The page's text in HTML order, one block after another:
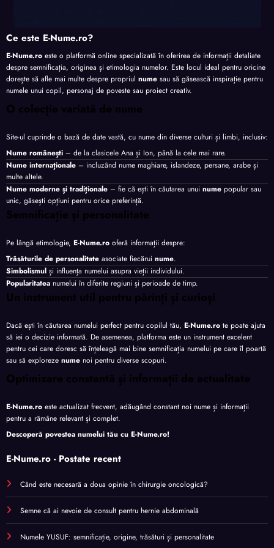
Ce este E-Nume.ro?
E-Nume.ro este o platformă online specializată în oferirea de informații detaliate
despre semnificația, originea și etimologia numelor. Este locul ideal pentru oricine
dorește să afle mai multe despre propriul nume sau să găsească inspirație pentru
numele unui copil, personaj de poveste sau proiect creativ.
O colecție variată de nume
Site-ul cuprinde o bază de date vastă, cu nume din diverse culturi și limbi, inclusiv:
Nume românești – de la clasicele Ana și Ion, până la cele mai rare.
Nume internaționale – incluzând nume maghiare, islandeze, persane, arabe și
multe altele.
Nume moderne și tradiționale – fie că ești în căutarea unui nume popular sau
unic, găsești opțiuni pentru orice preferință.
Semnificație și personalitate
Pe lângă etimologie, E-Nume.ro oferă informații despre:
Trăsăturile de personalitate asociate fiecărui nume.
Simbolismul și influența numelui asupra vieții individului.
Popularitatea numelui în diferite regiuni și perioade de timp.
Un instrument util pentru părinți și curioși
Dacă ești în căutarea numelui perfect pentru copilul tău, E-Nume.ro te poate ajuta
să iei o decizie informată. De asemenea, platforma este un instrument excelent
pentru cei care doresc să înțeleagă mai bine semnificația numelui pe care îl poartă
sau să exploreze nume noi pentru diverse scopuri.
Optimizare constantă și informații de actualitate
E-Nume.ro este actualizat frecvent, adăugând constant noi nume și informații
pentru a rămâne relevant și complet.
Descoperă povestea numelui tău cu E-Nume.ro!
E-Nume.ro - Postate recent
Când este necesară a doua opinie în chirurgie oncologică?
Semne că ai nevoie de consult pentru hernie abdominală
Numele YUSUF: semnificație, origine, trăsături și personalitate